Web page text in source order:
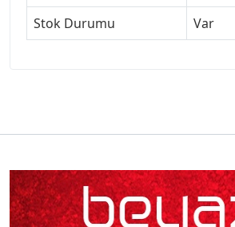
Stok Durumu
Var